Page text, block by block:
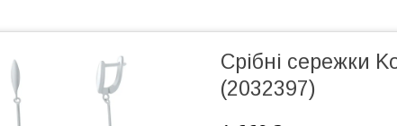
Срібні сережки
(2032397)